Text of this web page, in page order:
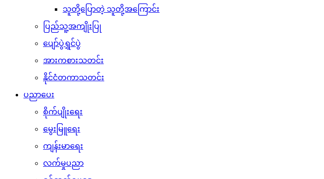
သူတို့ပြောတဲ့ သူတို့အကြောင်း
ပြည်သူ့အကျိုးပြု
ပျော်ပွဲရွှင်ပွဲ
အားကစားသတင်း
နိုင်ငံတကာသတင်း
ပညာပေး
စိုက်ပျိုးရေး
မွေးမြူရေး
ကျန်းမာရေး
လက်မှုပညာ